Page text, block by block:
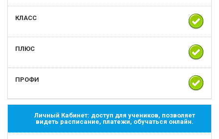
Личный Кабинет: доступ для учеников, позволяет
видеть расписание, платежи, обучаться онлайн.